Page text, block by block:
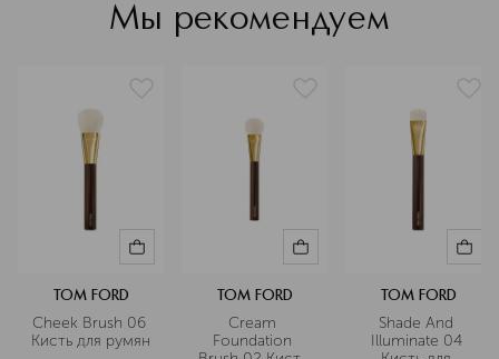
странах присутствия.
Мы рекомендуем
TOM FORD
Cheek Brush 06
Кисть для румян
TOM FORD
Cream
Foundation
TOM FORD
Shade And
Illuminate 04